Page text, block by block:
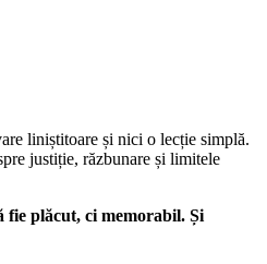
liniștitoare și nici o lecție simplă.
justiție, răzbunare și limitele
fie plăcut, ci memorabil. Și